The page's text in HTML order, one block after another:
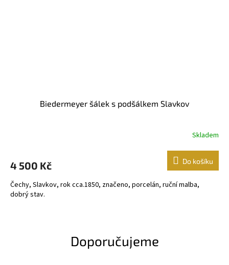
Biedermeyer šálek s podšálkem Slavkov
Skladem
4 500 Kč Do košíku
Čechy, Slavkov, rok cca.1850, značeno, porcelán, ruční malba,
dobrý stav.
Doporučujeme